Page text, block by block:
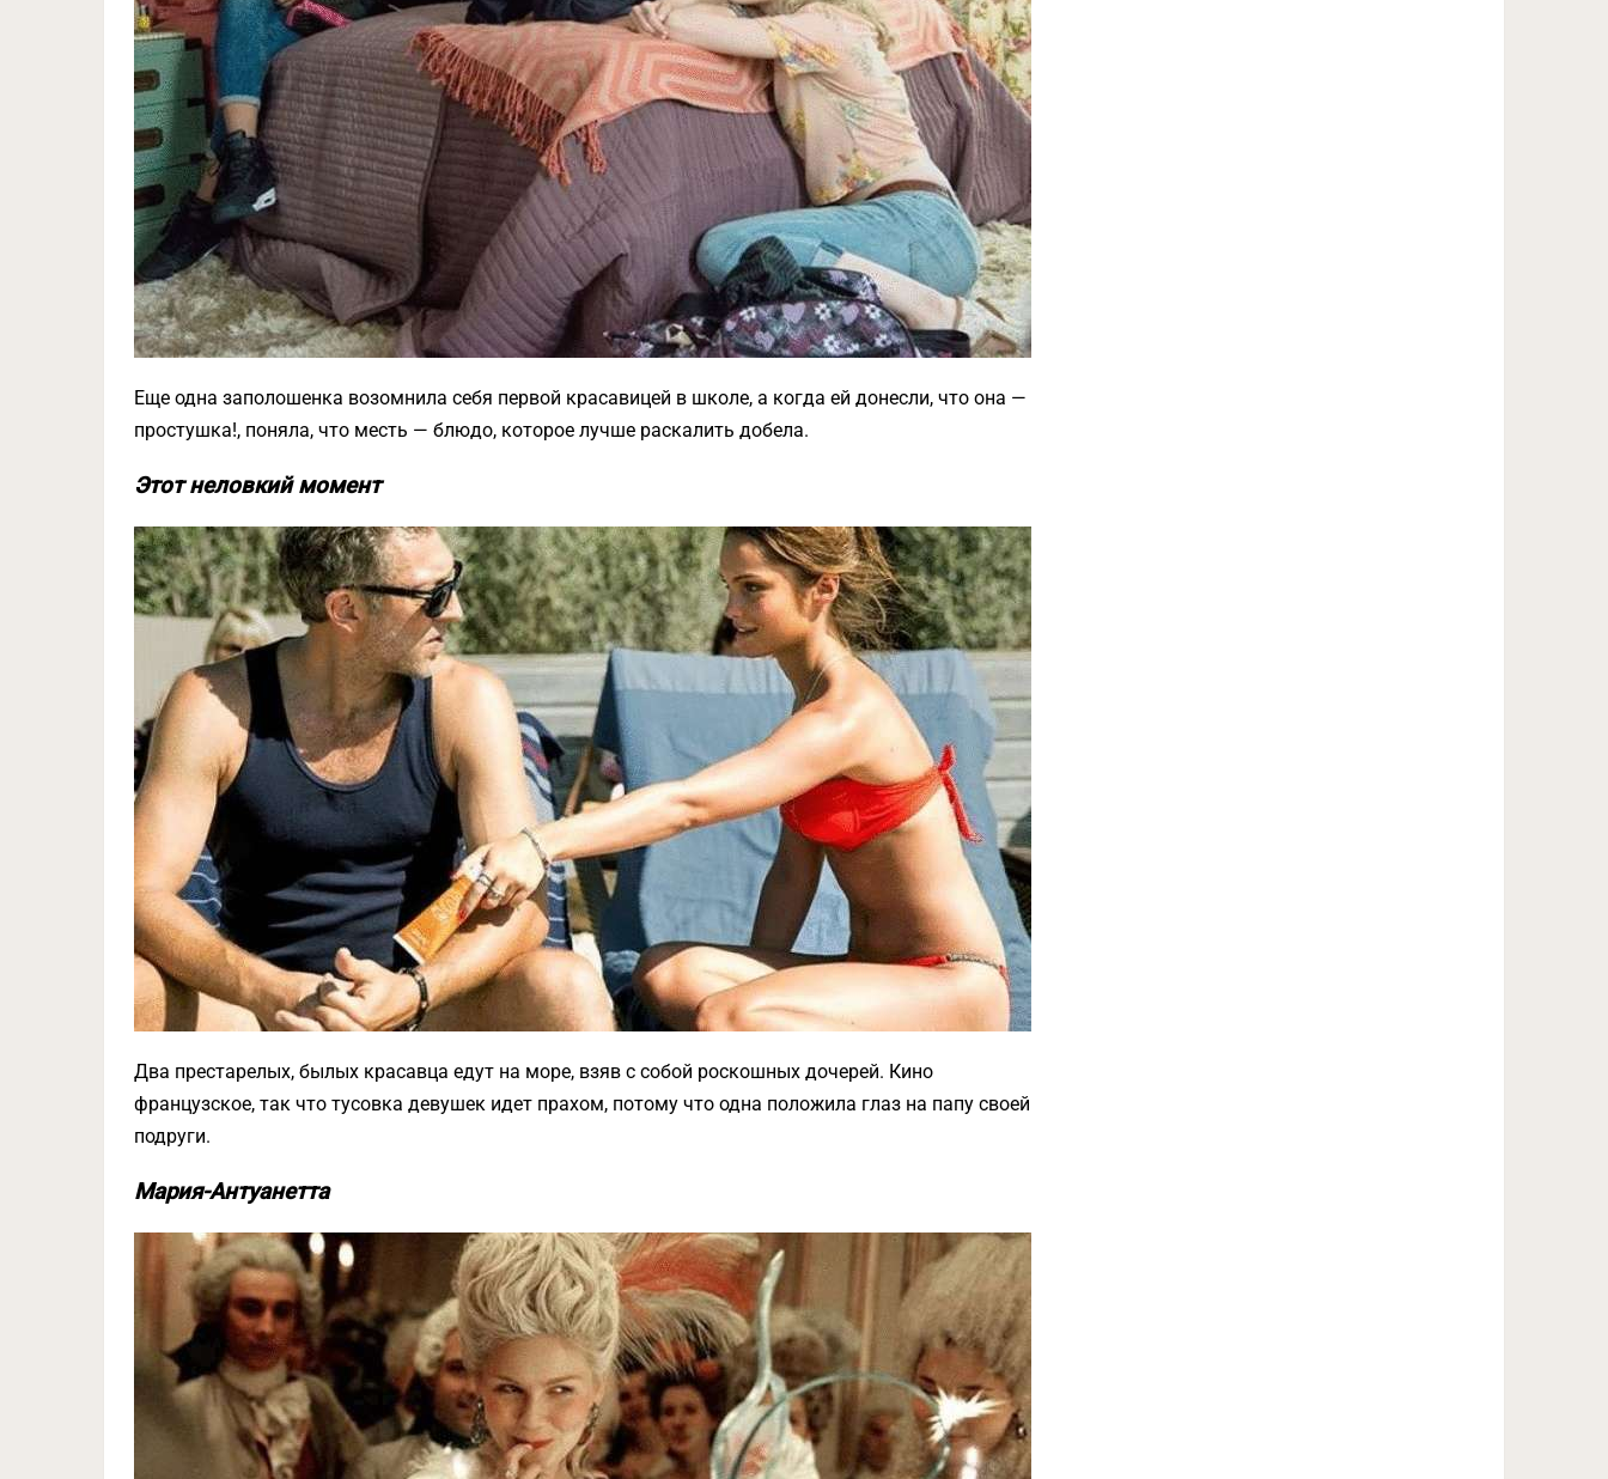
Еще одна заполошенка возомнила себя первой красавицей в школе, а когда ей донесли, что она —
простушка!, поняла, что месть — блюдо, которое лучше раскалить добела.
Этот неловкий момент
Два престарелых, былых красавца едут на море, взяв с собой роскошных дочерей. Кино
французское, так что тусовка девушек идет прахом, потому что одна положила глаз на папу своей
подруги.
Мария-Антуанетта